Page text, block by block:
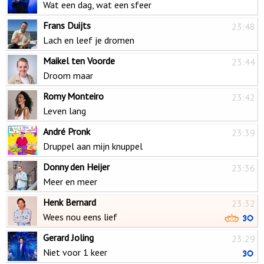
Wat een dag, wat een sfeer
23:48
Frans Duijts
Lach en leef je dromen
23:44
Maikel ten Voorde
Droom maar
23:42
Romy Monteiro
Leven lang
23:39
André Pronk
Druppel aan mijn knuppel
23:36
Donny den Heijer
Meer en meer
23:32
Henk Bernard
Wees nou eens lief
23:29
Gerard Joling
Niet voor 1 keer